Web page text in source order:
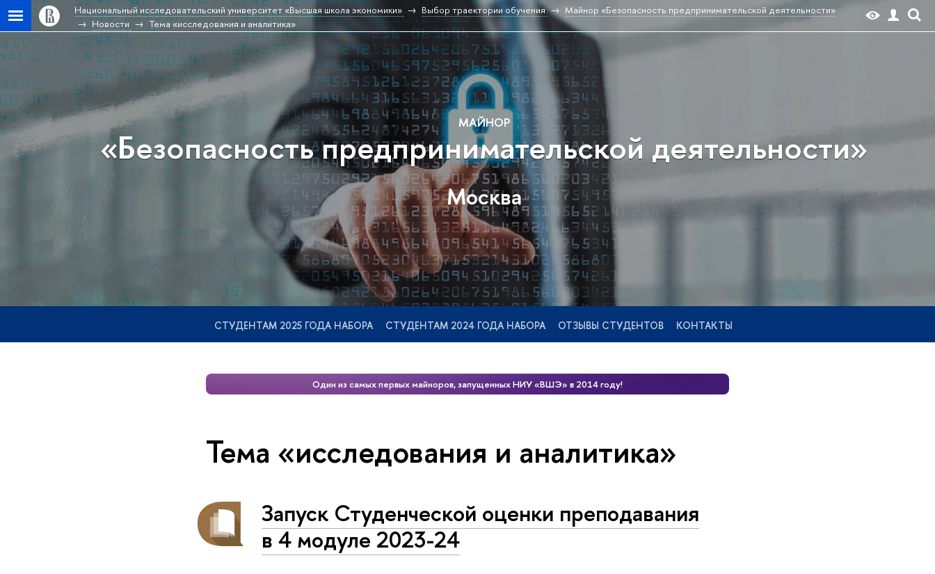
Национальный исследовательский университет «Высшая школа экономики» Выбор траектории обучения
Майнор «Безопасность предпринимательской деятельности»
Новости
Тема «исследования и аналитика»
МАЙНОР
«Безопасность предпринимательской деятельности»
Москва
СТУДЕНТАМ 2025 ГОДА НАБОРА СТУДЕНТАМ 2024 ГОДА НАБОРА ОТЗЫВЫ СТУДЕНТОВ КОНТАКТЫ
Один из самых первых майноров, запущенных НИУ «ВШЭ» в 2014 году!
Тема «исследования и аналитика»
Запуск Студенческой оценки преподавания
в 4 модуле 2023-24